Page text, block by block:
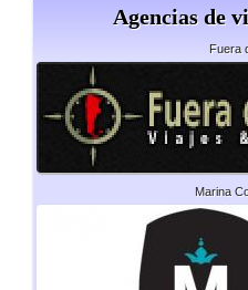
Agencias de
Fuera
Marina